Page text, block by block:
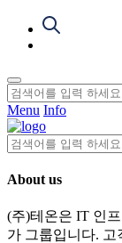
Menu Info
About us
(주)테온은 IT 인
가 그룹입니다.